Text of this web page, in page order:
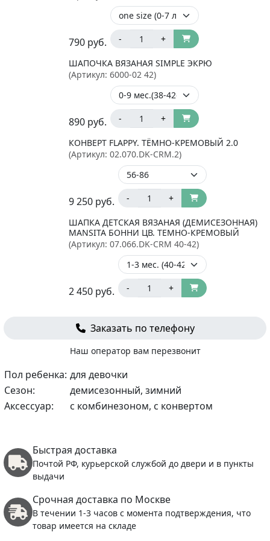
790 руб. - +
ШАПОЧКА ВЯЗАНАЯ SIMPLE ЭКРЮ
(Артикул: 6000-02 42)
890 руб. - +
КОНВЕРТ FLAPPY. ТЁМНО-КРЕМОВЫЙ 2.0
(Артикул: 02.070.DK-CRM.2)
9 250 руб. - +
ШАПКА ДЕТСКАЯ ВЯЗАНАЯ (ДЕМИСЕЗОННАЯ)
MANSITA БОННИ ЦВ. ТЕМНО-КРЕМОВЫЙ
(Артикул: 07.066.DK-CRM 40-42)
2 450 руб. - +
Заказать по телефону
Наш оператор вам перезвонит
Пол ребенка: для девочки
Сезон:
демисезонный, зимний
Аксессуар:
с комбинезоном, с конвертом
Быстрая доставка
Почтой РФ, курьерской службой до двери и в пункты
выдачи
Срочная доставка по Москве
В течении 1-3 часов с момента подтверждения, что
товар имеется на складе